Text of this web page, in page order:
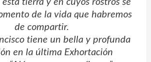
de la vida que habremos
de compartir.
tiene un bella y profunda
en la última Exhortación